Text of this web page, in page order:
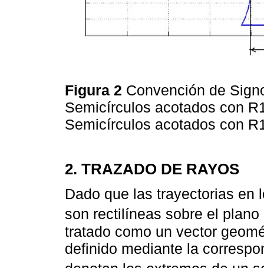
Figura 2 Convención de
Semicírculos acotados con
Semicírculos acotados con
2. TRAZADO DE RAYOS
Dado que las trayectorias en
son rectilíneas sobre el plano
tratado como un vector
definido mediante la